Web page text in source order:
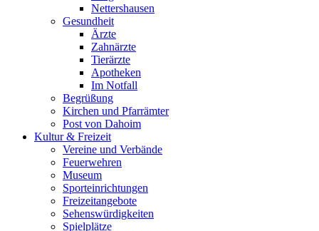
Nettershausen
Gesundheit
Ärzte
Zahnärzte
Tierärzte
Apotheken
Im Notfall
Begrüßung
Kirchen und Pfarrämter
Post von Dahoim
Kultur & Freizeit
Vereine und Verbände
Feuerwehren
Museum
Sporteinrichtungen
Freizeitangebote
Sehenswürdigkeiten
Spielplätze